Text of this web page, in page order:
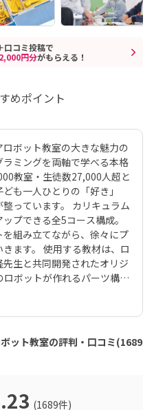
口コミ投稿で
円分がもらえる！
めポイント
ボット教室の大きな魅力の
ミングを両軸で学べる本格
教室・生徒数27,000人超と
も一人ひとりの「好き」
整っています。 カリキュラム
プできる全5コース構成。
組み立てながら、徐々にプ
ます。 使用する教材は、ロ
生と共同開発されたオリジ
ボットが作れるパーツ構成
です。 月2回の90分授業で
製作」と、オリジナル改造
す設計。子どもたちは毎
できる仕組みになっていま
らロボットを動かす経験は、
でなく、学ぶ楽しさそのも
ット教室の評判・口コミ(1689
(1689件)